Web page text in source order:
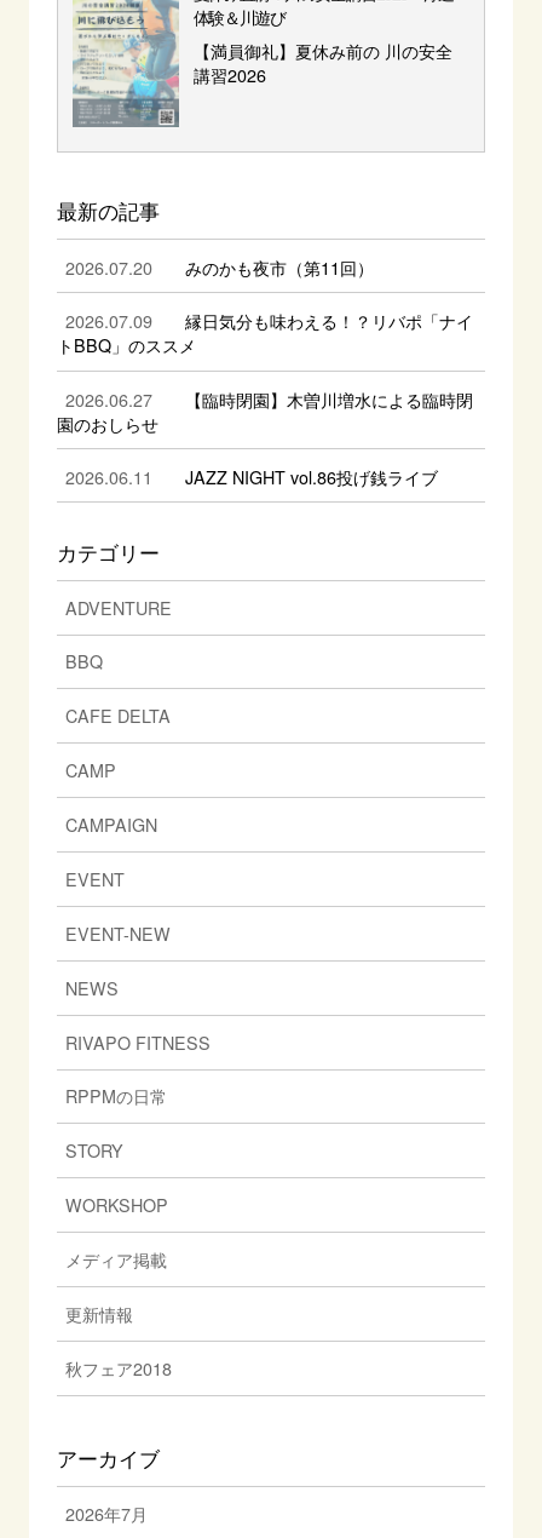
体験＆川遊び
【満員御礼】夏休み前の 川の安全
講習2026
最新の記事
2026.07.20 みのかも夜市（第11回）
2026.07.09
縁日気分も味わえる！？リバポ「ナイ
トBBQ」のススメ
2026.06.27
【臨時閉園】木曽川増水による臨時閉
園のおしらせ
2026.06.11 JAZZ NIGHT vol.86投げ銭ライブ
カテゴリー
ADVENTURE
BBQ
CAFE DELTA
CAMP
CAMPAIGN
EVENT
EVENT-NEW
NEWS
RIVAPO FITNESS
RPPMの日常
STORY
WORKSHOP
メディア掲載
更新情報
秋フェア2018
アーカイブ
2026年7月